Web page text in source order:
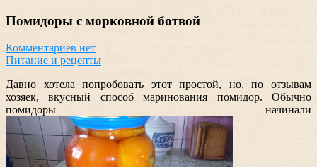
Помидоры с морковной ботвой
Комментариев нет
Питание и рецепты
Давно хотела попробовать этот простой, но, по отзывам
хозяек, вкусный способ маринования помидор. Обычно
помидоры начинали